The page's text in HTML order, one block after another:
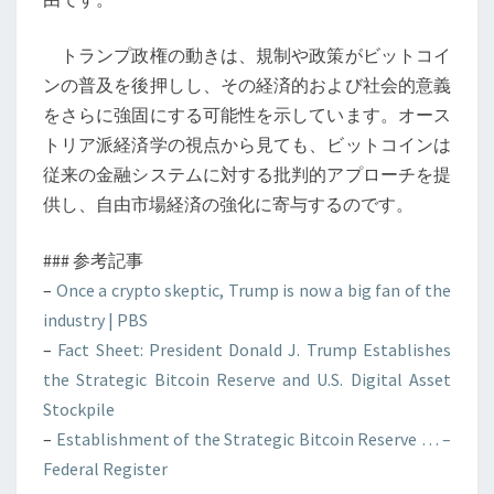
トランプ政権の動きは、規制や政策がビットコイ
ンの普及を後押しし、その経済的および社会的意義
をさらに強固にする可能性を示しています。オース
トリア派経済学の視点から見ても、ビットコインは
従来の金融システムに対する批判的アプローチを提
供し、自由市場経済の強化に寄与するのです。
### 参考記事
– Once a crypto skeptic, Trump is now a big fan of the
industry | PBS
– Fact Sheet: President Donald J. Trump Establishes
the Strategic Bitcoin Reserve and U.S. Digital Asset
Stockpile
– Establishment of the Strategic Bitcoin Reserve … –
Federal Register